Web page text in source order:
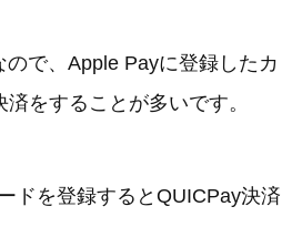
で、Apple Payに登録したカ
済をすることが多いです。
ドを登録するとQUICPay決済